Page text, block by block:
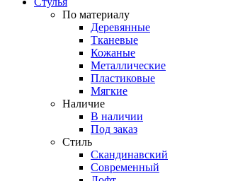
По материалу
Деревянные
Тканевые
Кожаные
Металлические
Пластиковые
Мягкие
Наличие
В наличии
Под заказ
Стиль
Скандинавский
Современный